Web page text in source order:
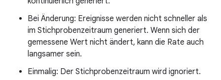
Bei Änderung: Ereignisse werden nicht schneller als
im Stichprobenzeitraum generiert. Wenn sich der
gemessene Wert nicht ändert, kann die Rate auch
langsamer sein.
Einmalig: Der Stichprobenzeitraum wird ignoriert.